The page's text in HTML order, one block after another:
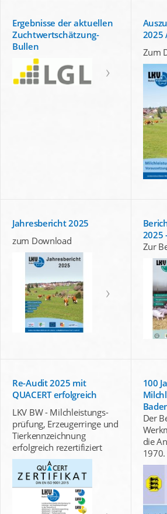
Ergebnisse der aktuellen
Zuchtwertschätzung-
Bullen
2025
Zum
Jahresbericht 2025
zum Download
2025
Zur
Re-Audit 2025 mit
QUACERT erfolgreich
LKV BW - Milchleistungs-
prüfung, Erzeugerringe und
Tierkennzeichnung
erfolgreich rezertifiziert
100
Der
die
1970.